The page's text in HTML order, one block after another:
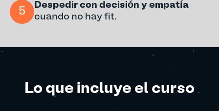
5
Despedir con decisión y empatía
cuando no hay fit.
Lo que incluye el curso